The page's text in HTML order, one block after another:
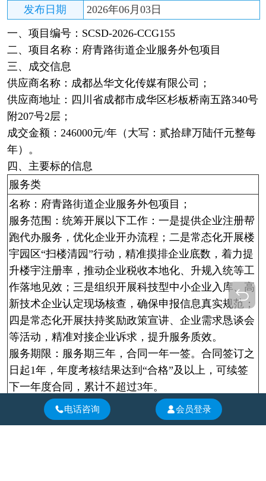
发布日期
2026年06月03日
一、项目编号：SCSD-2026-CCG155
二、项目名称：府青路街道企业服务外包项目
三、成交信息
供应商名称：成都丛华文化传媒有限公司；
供应商地址：四川省成都市成华区杉板桥南五路340号
附207号2层；
成交金额：246000元/年（大写：贰拾肆万陆仟元整每
年）。
四、主要标的信息
服务类
名称：府青路街道企业服务外包项目；
服务范围：统筹开展以下工作：一是提供企业注册帮
跑代办服务，优化企业开办流程；二是常态化开展楼
宇园区“扫楼清园”行动，精准摸排企业底数，着力提
升楼宇注册率，推动企业税收本地化、升规入统等工
作落地见效；三是组织开展科技型中小企业入库、高
新技术企业认定现场核查，确保申报信息真实规范；
四是常态化开展扶持奖励政策宣讲、企业需求恳谈会
等活动，精准对接企业诉求，提升服务质效。
服务期限：服务期三年，合同一年一签。合同签订之
日起1年，年度考核结果达到“合格”及以上，可续签
下一年度合同，累计不超过3年。
五、公告期限
自本公告发布之日起1个工作日。
电话咨询 会员登录